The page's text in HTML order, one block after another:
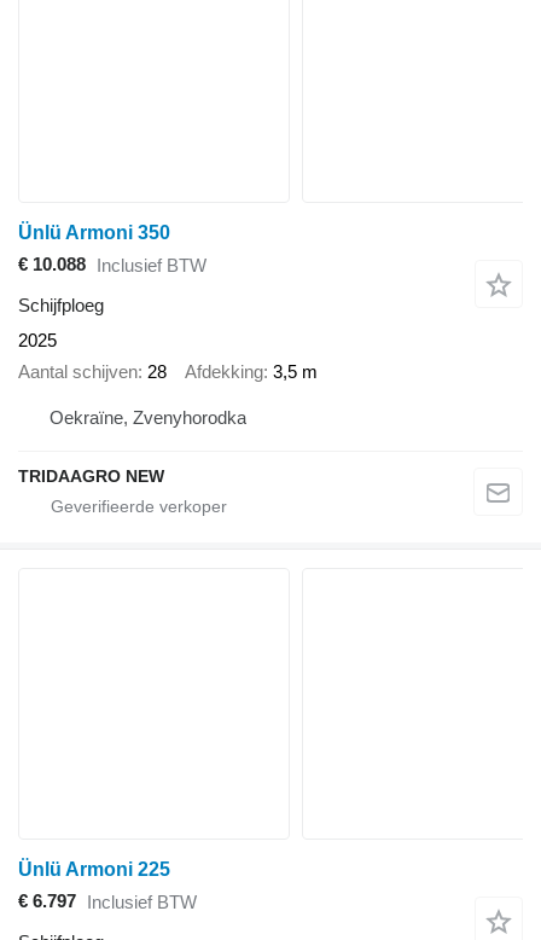
Ünlü Armoni 350
€ 10.088 Inclusief BTW
Schijfploeg
2025
Aantal schijven 28 Afdekking 3,5 m
Oekraïne, Zvenyhorodka
TRIDAAGRO NEW
Ünlü Armoni 225
€ 6.797
Inclusief BTW